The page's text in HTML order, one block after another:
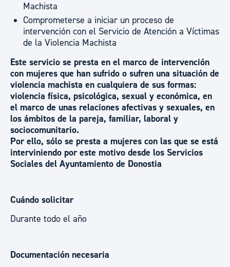
Machista
Comprometerse a iniciar un proceso de
intervención con el Servicio de Atención a Víctimas
de la Violencia Machista
Este servicio se presta en el marco de intervención
con mujeres que han sufrido o sufren una situación de
violencia machista en cualquiera de sus formas:
violencia física, psicológica, sexual y económica, en
el marco de unas relaciones afectivas y sexuales, en
los ámbitos de la pareja, familiar, laboral y
sociocomunitario.
Por ello, sólo se presta a mujeres con las que se está
interviniendo por este motivo desde los Servicios
Sociales del Ayuntamiento de Donostia
Cuándo solicitar
Durante todo el año
Documentación necesaria